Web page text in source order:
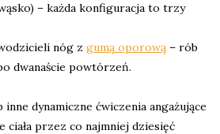
– każda konfiguracja to trzy
nóg z gumą oporową – rób
dwanaście powtórzeń.
inne dynamiczne ćwiczenia angażujące
ciała przez co najmniej dziesięć